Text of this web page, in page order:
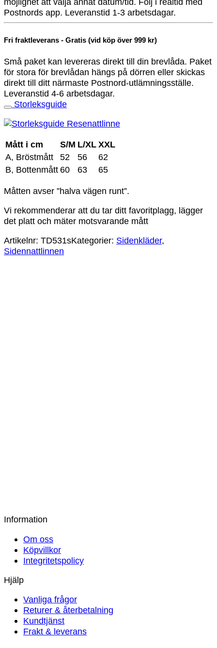
Postnords app. Leveranstid 1-3 arbetsdagar.
Fri fraktleverans - Gratis (vid köp över 999 kr)
Små paket kan levereras direkt till din brevlåda. Paket
för stora för brevlådan hängs på dörren eller skickas
direkt till ditt närmaste Postnord-utlämningsställe.
Leveranstid 4-6 arbetsdagar.
Storleksguide
Mått i cm S/M L/XLXXL
A, Bröstmått
52 56
62
B, Bottenmått 60 63 65
Måtten avser ”halva vägen runt”.
Vi rekommenderar att du tar ditt favoritplagg, lägger
det platt och mäter motsvarande mått
Artikelnr: TD531sKategorier: Sidenkläder,
Sidennattlinnen
Information
Om oss
Köpvillkor
Integritetspolicy
Hjälp
Vanliga frågor
Returer & återbetalning
Kundtjänst
Frakt & leverans